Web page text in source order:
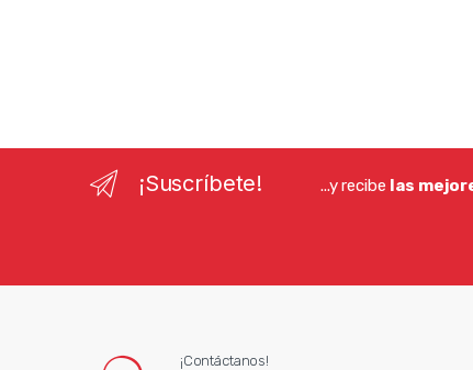
¡Suscríbete! ...y recibe las
¡Contáctanos!